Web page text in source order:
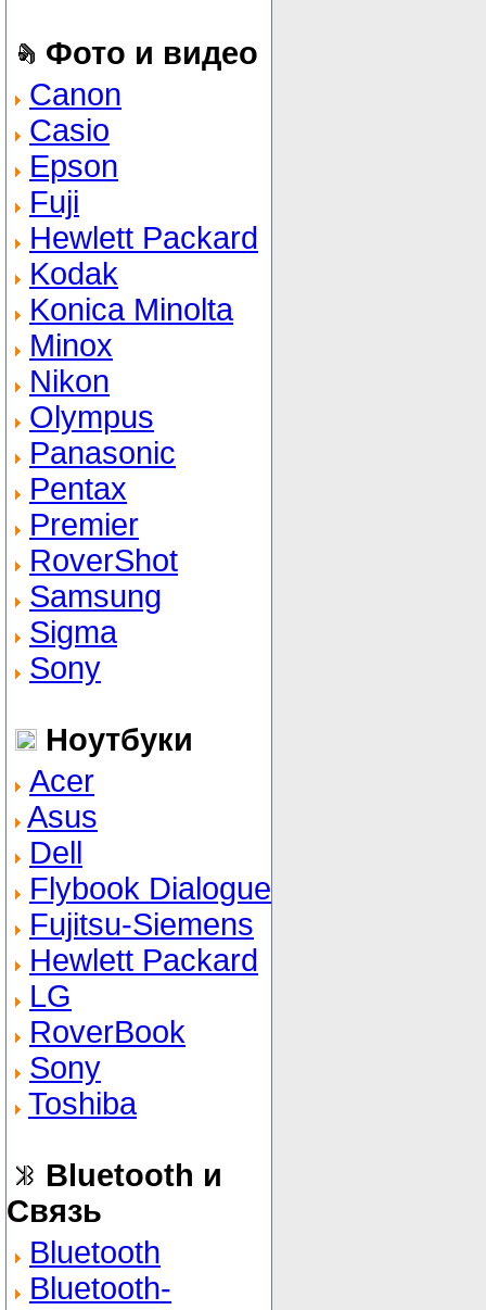
Фото и видео
Canon
Casio
Epson
Fuji
Hewlett Packard
Kodak
Konica Minolta
Minox
Nikon
Olympus
Panasonic
Pentax
Premier
RoverShot
Samsung
Sigma
Sony
Ноутбуки
Acer
Asus
Dell
Flybook Dialogue
Fujitsu-Siemens
Hewlett Packard
LG
RoverBook
Sony
Toshiba
Bluetooth и
Связь
Bluetooth
Bluetooth-